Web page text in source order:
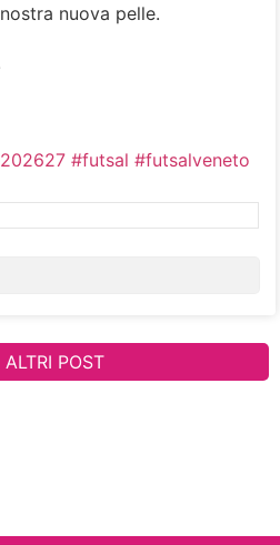
nuova pelle.
#futsal #futsalveneto
POST